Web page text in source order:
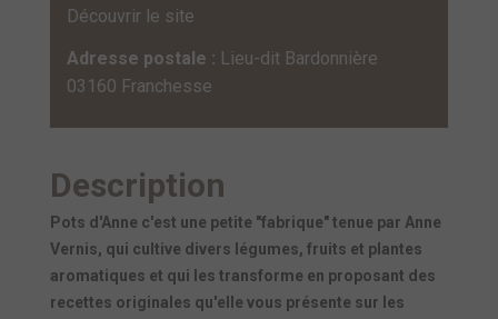
Découvrir le site
Adresse postale : Lieu-dit Bardonnière
03160 Franchesse
Description
Pots d'Anne c'est une petite "fabrique" tenue par Anne
Vernis, qui cultive divers légumes, fruits et plantes
aromatiques et qui les transforme en proposant des
recettes originales qu'elle vous présente sur les